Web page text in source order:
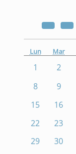
Lun Mar
1 2
8
9
15
16
22
23
29
30